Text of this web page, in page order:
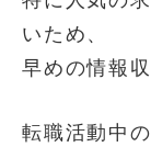
いため、
早めの情報
転職活動中